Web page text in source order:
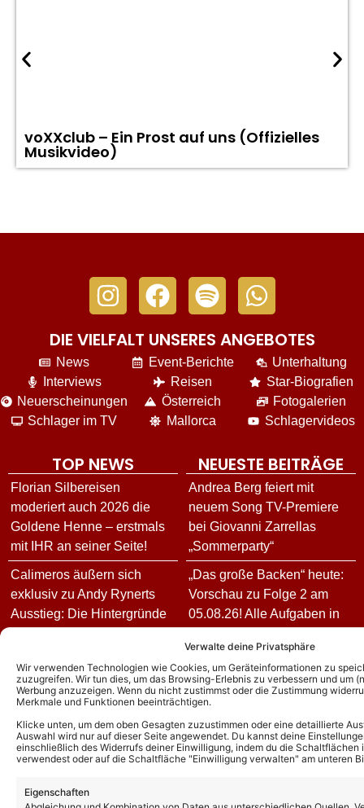
Verwalte deine Privatsphäre
Wir verwenden Technologien wie Cookies, um Geräteinformationen zu
zuzugreifen. Wir tun dies, um das Browsing-Erlebnis zu verbessern und um
Werbung anzuzeigen. Wenn du nicht zustimmst oder die Zustimmung
Merkmale und Funktionen beeinträchtigen.
Klicke unten, um dem oben Gesagten zuzustimmen oder eine detaillierte
Auswahl wird nur auf dieser Seite angewendet. Du kannst deine
einschließlich des Widerrufs deiner Einwilligung, indem du die
verwendest oder auf die Schaltfläche "Einwilligung verwalten" am unteren
Eigenschaften
voXXclub – Ein Prost auf uns (Offizielles
Musikvideo)
DIE VIELFALT UNSERES ANGEBOTES
News
Interviews
Neuerscheinungen
Schlager im TV
Event-Berichte
Reisen
Österreich
Mallorca
Unterhaltung
Star-Biografien
Fotogalerien
Schlagervideos
TOP NEWS
Florian Silbereisen
moderiert auch 2026 die
Goldene Henne – erstmals
mit IHR an seiner Seite!
Calimeros äußern sich
exklusiv zu Andy Rynerts
Ausstieg: Die Hintergründe
Andy Borg über neue
„Sommer-Spaß“-Ausgabe:
Das ist für ihn das schönste
Kompliment
„Zauberhafte Weihnacht“:
NEUESTE BEITRÄGE
Andrea Berg feiert mit
neuem Song TV-Premiere
bei Giovanni Zarrellas
„Sommerparty“
„Das große Backen“ heute:
Vorschau zu Folge 2 am
05.08.26! Alle Aufgaben in
„Sommerkultur 26“ in
Delmenhorst: Komplettes
Programm vom 04. bis
08.08.26
Sie schrieb Hits für Maite
Kelly und Helene Fischer –